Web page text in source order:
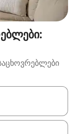
ნავიგაციისთვის